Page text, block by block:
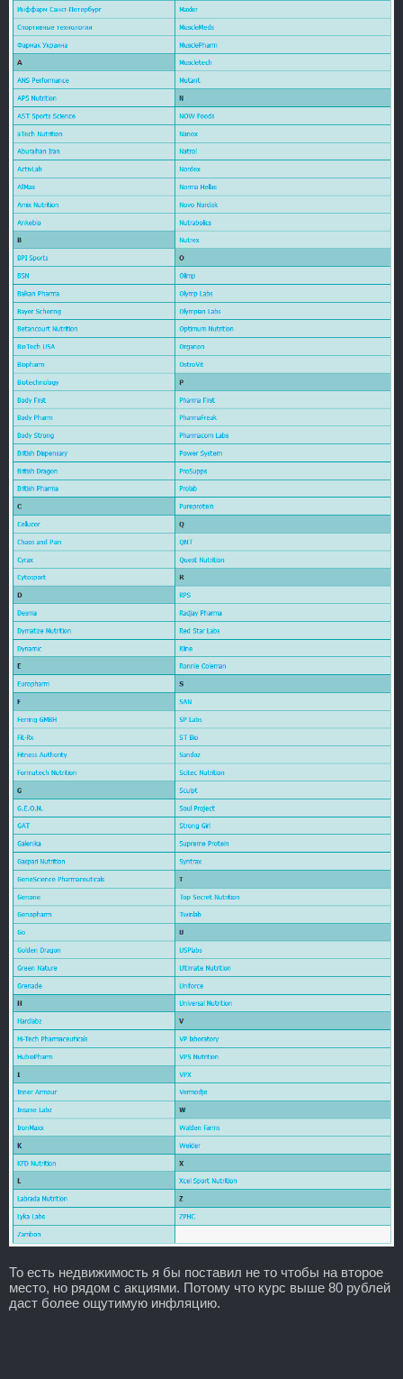
То есть недвижимость я бы поставил не то чтобы на второе
место, но рядом с акциями. Потому что курс выше 80 рублей
даст более ощутимую инфляцию.